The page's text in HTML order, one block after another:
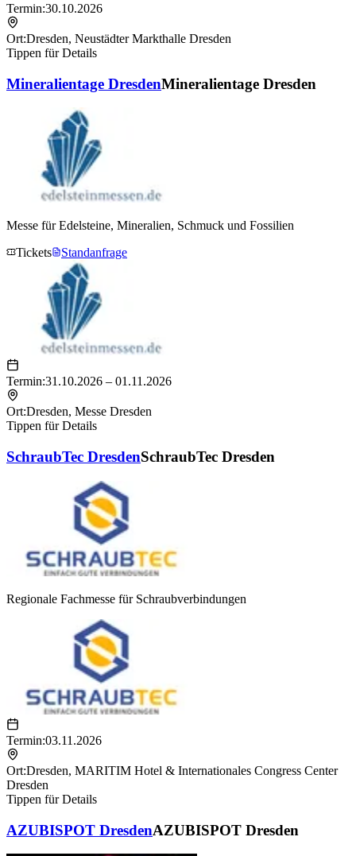
Termin:30.10.2026
Ort:Dresden, Neustädter Markthalle Dresden
Tippen für Details
Mineralientage DresdenMineralientage Dresden
Messe für Edelsteine, Mineralien, Schmuck und Fossilien
Tickets
Standanfrage
Termin:31.10.2026 – 01.11.2026
Ort:Dresden, Messe Dresden
Tippen für Details
SchraubTec DresdenSchraubTec Dresden
Regionale Fachmesse für Schraubverbindungen
Termin:03.11.2026
Ort:Dresden, MARITIM Hotel & Internationales Congress Center
Dresden
Tippen für Details
AZUBISPOT DresdenAZUBISPOT Dresden